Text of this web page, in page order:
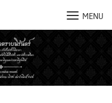
MENU